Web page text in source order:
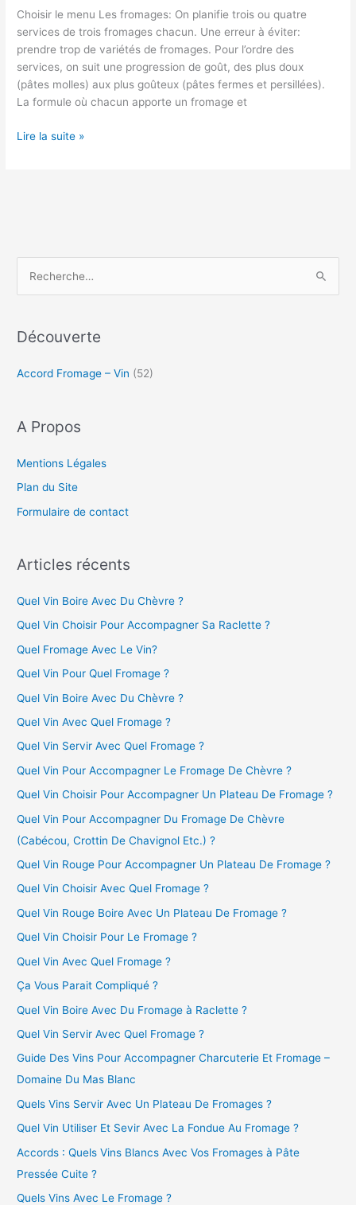
F
r
o
m
a
g
?
i
e
t
A
r
m
e
Choisir le menu Les fromages: On planifie trois ou quatre
services de trois fromages chacun. Une erreur à éviter:
prendre trop de variétés de fromages. Pour l’ordre des
services, on suit une progression de goût, des plus doux
(pâtes molles) aux plus goûteux (pâtes fermes et persillées).
La formule où chacun apporte un fromage et
Q
B
i
A
e
u
h
è
Lire la suite »
h
r
r
Découverte
Accord Fromage – Vin (52)
A Propos
Mentions Légales
Plan du Site
Formulaire de contact
Articles récents
Quel Vin Boire Avec Du Chèvre ?
Quel Vin Choisir Pour Accompagner Sa Raclette ?
Quel Fromage Avec Le Vin?
Quel Vin Pour Quel Fromage ?
Quel Vin Boire Avec Du Chèvre ?
Quel Vin Avec Quel Fromage ?
Quel Vin Servir Avec Quel Fromage ?
Quel Vin Pour Accompagner Le Fromage De Chèvre ?
Quel Vin Choisir Pour Accompagner Un Plateau De Fromage ?
Quel Vin Pour Accompagner Du Fromage De Chèvre
(Cabécou, Crottin De Chavignol Etc.) ?
Quel Vin Rouge Pour Accompagner Un Plateau De Fromage ?
Quel Vin Choisir Avec Quel Fromage ?
Quel Vin Rouge Boire Avec Un Plateau De Fromage ?
Quel Vin Choisir Pour Le Fromage ?
Quel Vin Avec Quel Fromage ?
Ça Vous Parait Compliqué ?
Quel Vin Boire Avec Du Fromage à Raclette ?
Quel Vin Servir Avec Quel Fromage ?
Guide Des Vins Pour Accompagner Charcuterie Et Fromage –
Domaine Du Mas Blanc
Quels Vins Servir Avec Un Plateau De Fromages ?
Quel Vin Utiliser Et Sevir Avec La Fondue Au Fromage ?
Accords : Quels Vins Blancs Avec Vos Fromages à Pâte
Pressée Cuite ?
Quels Vins Avec Le Fromage ?